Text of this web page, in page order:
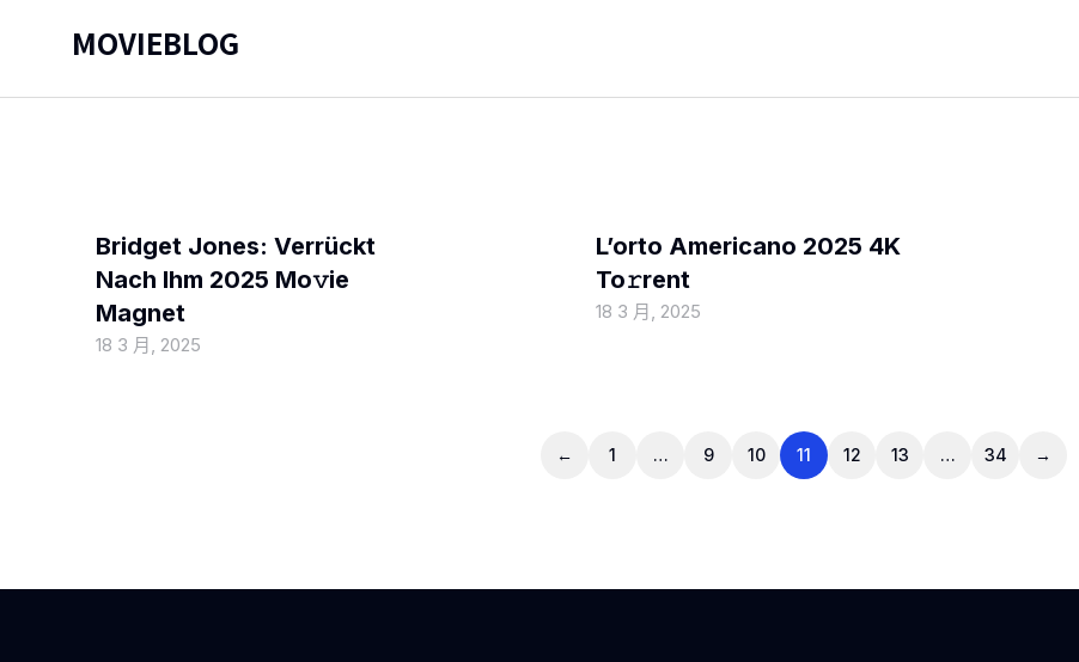
MOVIEBLOG
Bridget Jones: Verrückt
Nach Ihm 2025 Mo𝚟ie
Magnet
18 3 月, 2025
L’orto Americano 2025 4K
To𝚛rent
18 3 月, 2025
← 1 … 9 10 11 12 13 … 34 →